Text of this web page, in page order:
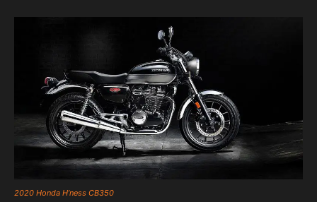
2020 Honda H’ness CB350